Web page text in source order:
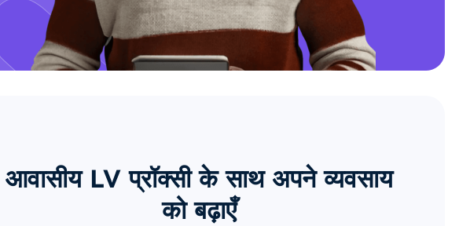
आवासीय LV प्रॉक्सी के साथ अपने व्यवसाय
को बढ़ाएँ